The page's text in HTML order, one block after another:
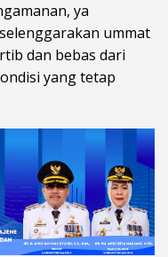
ya
ummat
dan bebas dari
yang tetap